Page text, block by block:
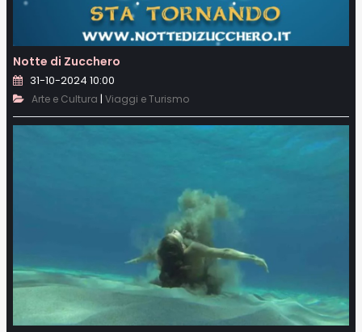
Notte di Zucchero
31-10-2024 10:00
Arte e Cultura | Viaggi e Turismo